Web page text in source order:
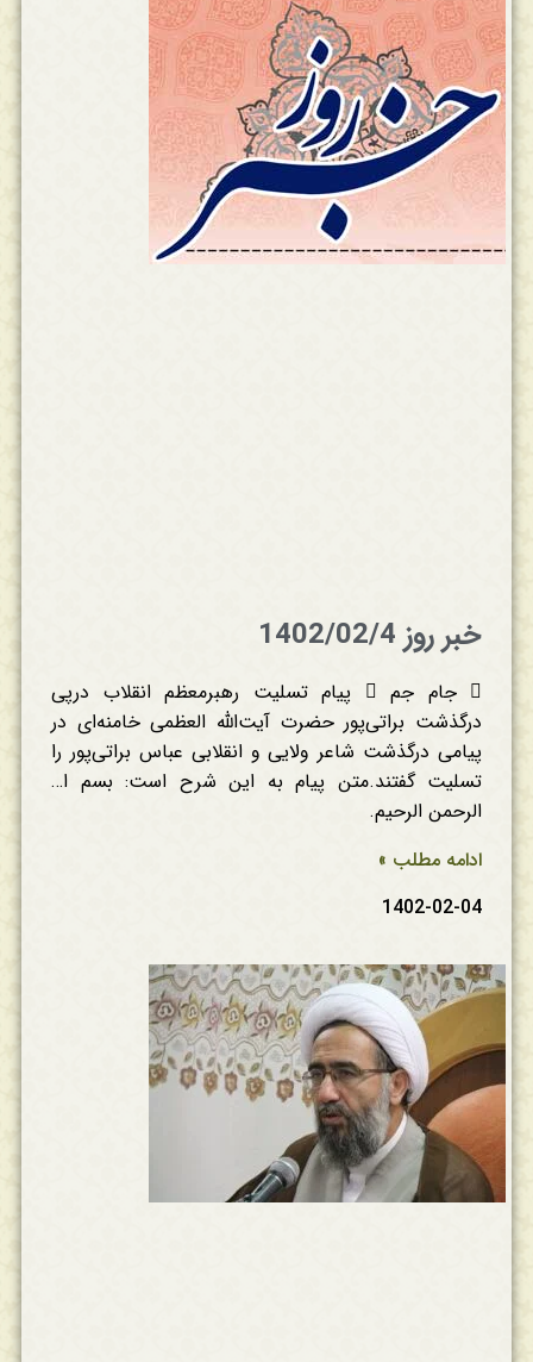
خبر روز 1402/02/4
 جام جم  پیام تسلیت رهبرمعظم انقلاب درپی
درگذشت براتی‌پور حضرت آیت‌الله العظمی خامنه‌ای در
پیامی درگذشت شاعر ولایی و انقلابی عباس براتی‌پور را
تسلیت گفتند.متن پیام به این شرح است: بسم ا…
الرحمن الرحیم.
ادامه مطلب »
1402-02-04